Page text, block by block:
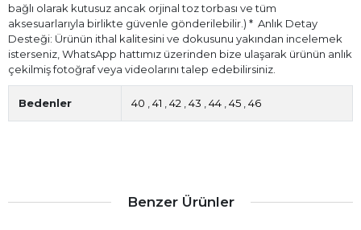
bağlı olarak kutusuz ancak orjinal toz torbası ve tüm
aksesuarlarıyla birlikte güvenle gönderilebilir.) * ⁠ Anlık Detay
Desteği: Ürünün ithal kalitesini ve dokusunu yakından incelemek
isterseniz, WhatsApp hattımız üzerinden bize ulaşarak ürünün anlık
çekilmiş fotoğraf veya videolarını talep edebilirsiniz.
Bedenler 40 41 42 43 44 45 46
Benzer Ürünler